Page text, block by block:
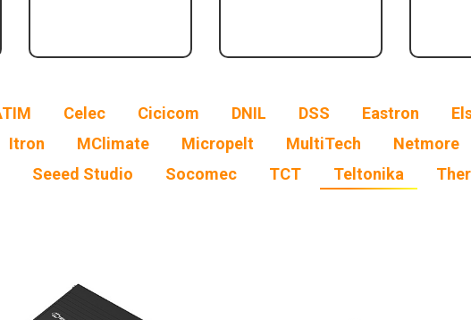
Celec Cicicom DNIL DSS Eastron
Itron MClimate Micropelt MultiTech Netmore
Seeed Studio Socomec TCT Teltonika